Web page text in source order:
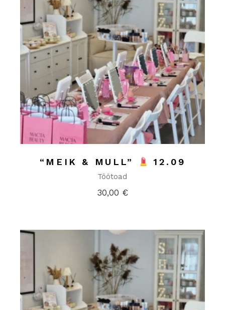
“MEIK & MULL” 12.09
Töötoad
30,00 €